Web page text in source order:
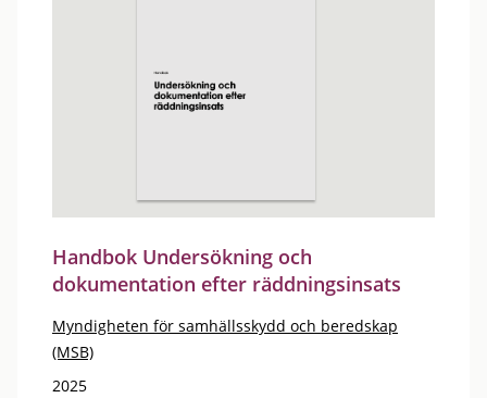
Handbok Undersökning och
dokumentation efter räddningsinsats
Myndigheten för samhällsskydd och beredskap
(MSB)
2025